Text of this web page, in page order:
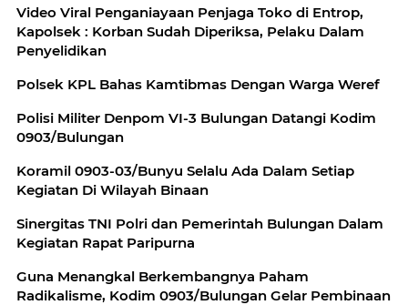
Video Viral Penganiayaan Penjaga Toko di Entrop,
Kapolsek : Korban Sudah Diperiksa, Pelaku Dalam
Penyelidikan
Polsek KPL Bahas Kamtibmas Dengan Warga Weref
Polisi Militer Denpom VI-3 Bulungan Datangi Kodim
0903/Bulungan
Koramil 0903-03/Bunyu Selalu Ada Dalam Setiap
Kegiatan Di Wilayah Binaan
Sinergitas TNI Polri dan Pemerintah Bulungan Dalam
Kegiatan Rapat Paripurna
Guna Menangkal Berkembangnya Paham
Radikalisme, Kodim 0903/Bulungan Gelar Pembinaan